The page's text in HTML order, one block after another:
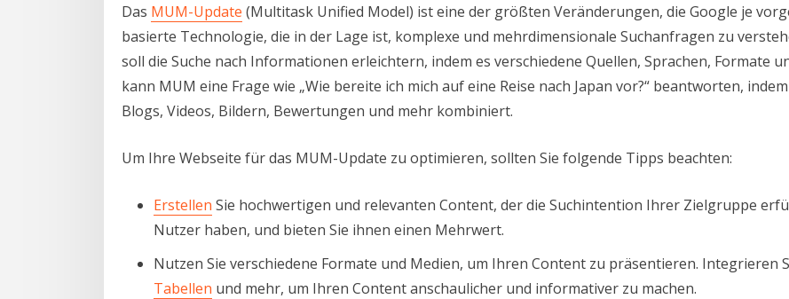
Das MUM-Update (Multitask Unified Model) ist eine der größten Veränderungen, die Google je
basierte Technologie, die in der Lage ist, komplexe und mehrdimensionale Suchanfragen zu
soll die Suche nach Informationen erleichtern, indem es verschiedene Quellen, Sprachen, Formate
kann MUM eine Frage wie „Wie bereite ich mich auf eine Reise nach Japan vor?“ beantworten,
Blogs, Videos, Bildern, Bewertungen und mehr kombiniert.
Um Ihre Webseite für das MUM-Update zu optimieren, sollten Sie folgende Tipps beachten:
Erstellen Sie hochwertigen und relevanten Content, der die Suchintention Ihrer Zielgruppe
Nutzer haben, und bieten Sie ihnen einen Mehrwert.
Nutzen Sie verschiedene Formate und Medien, um Ihren Content zu präsentieren. Integrieren
Tabellen und mehr, um Ihren Content anschaulicher und informativer zu machen.